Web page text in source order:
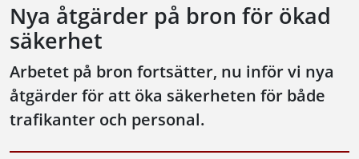
Nya åtgärder på bron för ökad
säkerhet
Arbetet på bron fortsätter, nu inför vi nya
åtgärder för att öka säkerheten för både
trafikanter och personal.